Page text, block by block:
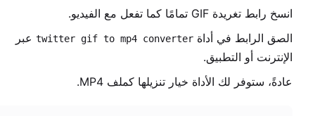
انسخ رابط تغريدة GIF تمامًا كما تفعل مع الفيديو.
الصق الرابط في أداة twitter gif to mp4 converter عبر
الإنترنت أو التطبيق.
عادةً، ستوفر لك الأداة خيار تنزيلها كملف MP4.